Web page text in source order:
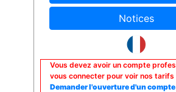
Notices
Vous devez avoir un compte
vous connecter pour voir nos tarifs
Demander l'ouverture d'un compte